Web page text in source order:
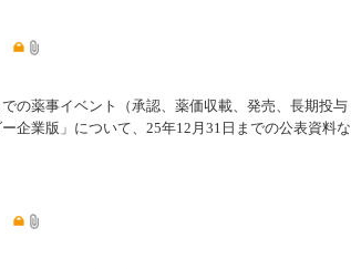
の薬事イベント（承認、薬価収載、発売、長期投与
企業版」について、25年12月31日までの公表資料な